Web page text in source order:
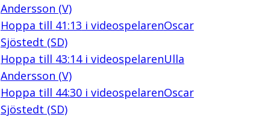
Andersson (V)
Hoppa till 41:13 i videospelarenOscar
Sjöstedt (SD)
Hoppa till 43:14i videospelarenUlla
Andersson (V)
Hoppa till 44:30i videospelarenOscar
Sjöstedt (SD)